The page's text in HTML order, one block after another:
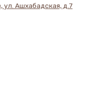
ул. Ашхабадская, д.7